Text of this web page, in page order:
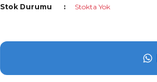
Stok Durumu
Stokta Yok